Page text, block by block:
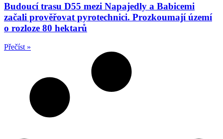
Budoucí trasu D55 mezi Napajedly a Babicemi
začali prověřovat pyrotechnici. Prozkoumají území
o rozloze 80 hektarů
Přečíst »